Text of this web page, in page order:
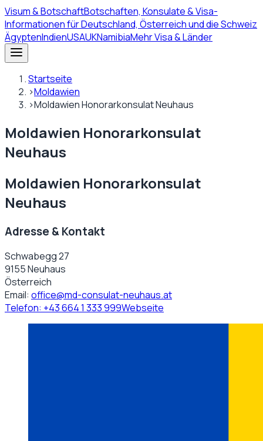
Visum& BotschaftBotschaften, Konsulate & Visa-
Informationen für Deutschland, Österreich und die Schweiz
ÄgyptenIndienUSAUKNamibiaMehr Visa & Länder
Startseite
›Moldawien
›Moldawien Honorarkonsulat Neuhaus
Moldawien Honorarkonsulat
Neuhaus
Moldawien Honorarkonsulat
Neuhaus
Adresse & Kontakt
Schwabegg 27
9155 Neuhaus
Österreich
Email: office@md-consulat-neuhaus.at
Telefon: +43 664 1 333 999Webseite